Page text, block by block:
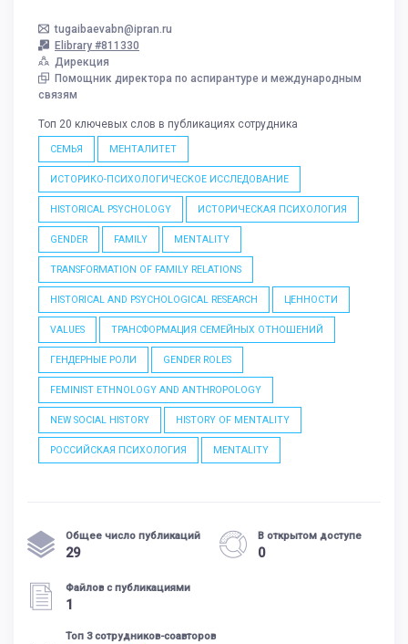
tugaibaevabn@ipran.ru
Elibrary #811330
Дирекция
Помощник директора по аспирантуре и международным
связям
Топ 20 ключевых слов в публикациях сотрудника
СЕМЬЯ МЕНТАЛИТЕТ
ИСТОРИКО-ПСИХОЛОГИЧЕСКОЕ ИССЛЕДОВАНИЕ
HISTORICAL PSYCHOLOGY ИСТОРИЧЕСКАЯ ПСИХОЛОГИЯ
GENDER FAMILY MENTALITY
TRANSFORMATION OF FAMILY RELATIONS
HISTORICAL AND PSYCHOLOGICAL RESEARCH ЦЕННОСТИ
VALUES ТРАНСФОРМАЦИЯ СЕМЕЙНЫХ ОТНОШЕНИЙ
ГЕНДЕРНЫЕ РОЛИ GENDER ROLES
FEMINIST ETHNOLOGY AND ANTHROPOLOGY
NEW SOCIAL HISTORY HISTORY OF MENTALITY
РОССИЙСКАЯ ПСИХОЛОГИЯ МENTALITY
Общее число публикаций
29
В открытом доступе
0
Файлов с публикациями
1
Топ 3 сотрудников-соавторов